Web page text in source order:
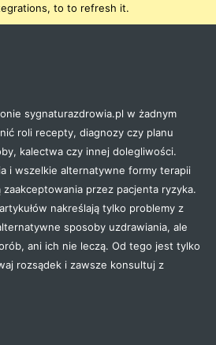
to to refresh it.
sygnaturazdrowia.pl w żadnym
roli recepty, diagnozy czy planu
kalectwa czy innej dolegliwości.
i wszelkie alternatywne formy terapii
przez pacjenta ryzyka.
nakreślają tylko problemy z
sposoby uzdrawiania, ale
ani ich nie leczą. Od tego jest tylko
rozsądek i zawsze konsultuj z